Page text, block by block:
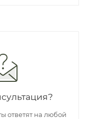
ответят на любой